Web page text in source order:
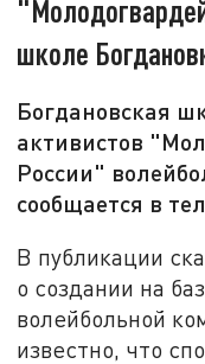
школе
Богдановская
активистов
России"
сообщается в
В публикации
о создании на
волейбольной
известно, что